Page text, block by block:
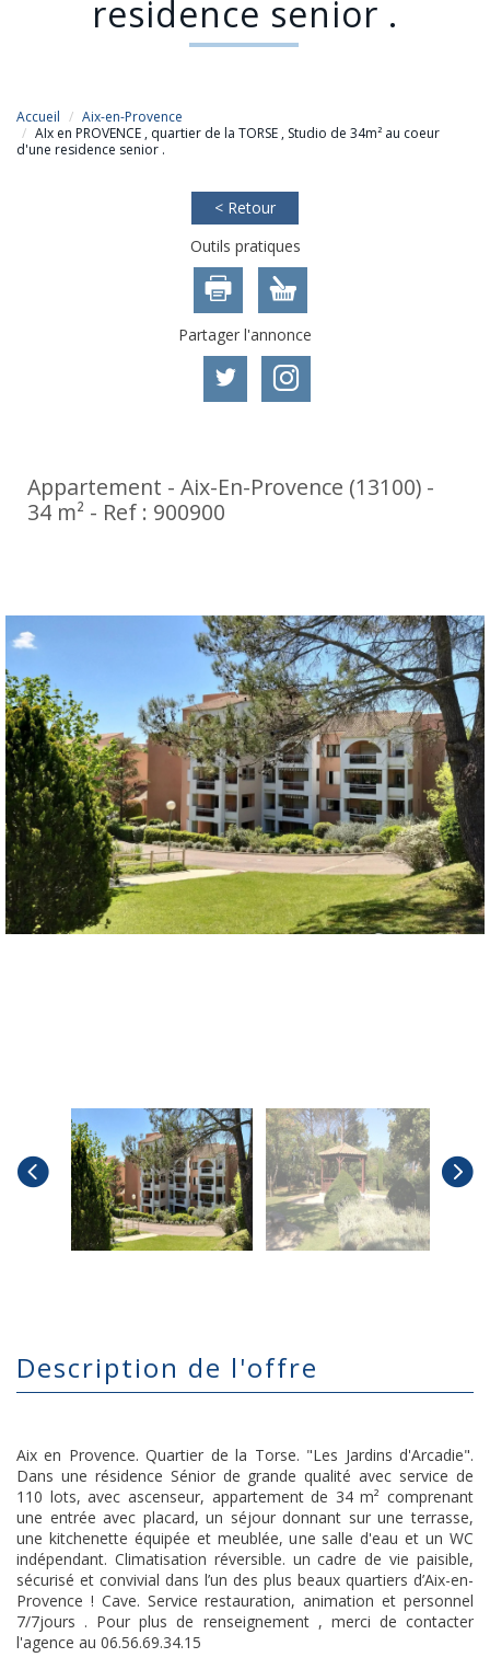
residence senior .
Accueil
Aix-en-Provence
AIx en PROVENCE , quartier de la TORSE , Studio de 34m² au coeur
d'une residence senior .
< Retour
Outils pratiques
Partager l'annonce
Appartement - Aix-En-Provence (13100) -
34 m² - Ref : 900900
description de l'offre
Aix en Provence. Quartier de la Torse. "Les Jardins d'Arcadie".
Dans une résidence Sénior de grande qualité avec service de
110 lots, avec ascenseur, appartement de 34 m² comprenant
une entrée avec placard, un séjour donnant sur une terrasse,
une kitchenette équipée et meublée, une salle d'eau et un WC
indépendant. Climatisation réversible. un cadre de vie paisible,
sécurisé et convivial dans l’un des plus beaux quartiers d’Aix-en-
Provence ! Cave. Service restauration, animation et personnel
7/7jours . Pour plus de renseignement , merci de contacter
l'agence au 06.56.69.34.15